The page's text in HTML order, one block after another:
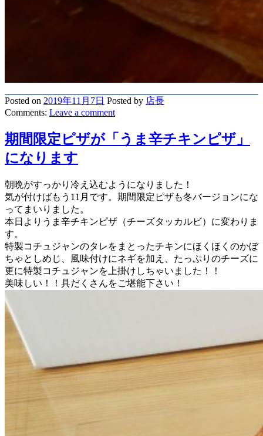
Posted on 2019年11月7日 Posted by 店長
Comments: Leave a comment
期間限定ピザが「うま辛チキンピザ」
になります
朝晩がすっかり冷え込むようになりました！
気が付けばもう11月です。期間限定ピザも冬バージョンにな
ってまいりました。
本日よりうま辛チキンピザ（チーズタッカルビ）に変わりま
す。
特製コチュジャンのタレをまとったチキンにほくほくのかぼ
ちゃとしめじ、風味付けにネギを加え、たっぷりのチーズに
更に特製コチュジャンを上掛けしちゃいました！！
美味しい！！具だくさんをご堪能下さい！